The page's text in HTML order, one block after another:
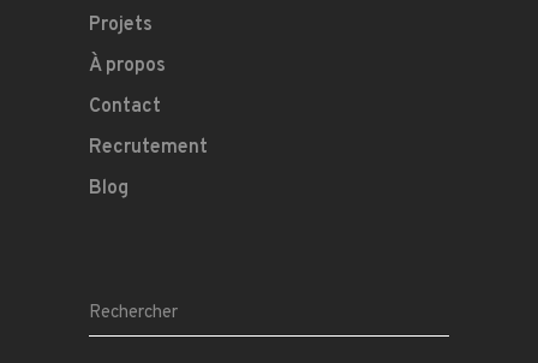
Projets
À propos
Contact
Recrutement
Blog
Search